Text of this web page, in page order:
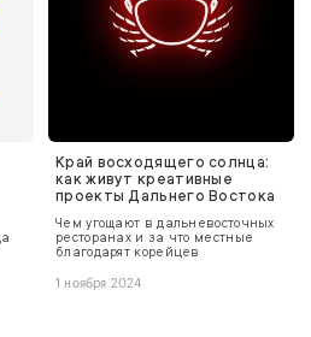
Край восходящего солнца:
как живут креативные
проекты Дальнего Востока
Чем угощают в дальневосточных
ресторанах и за что местные
благодарят корейцев
1 ноября 2024